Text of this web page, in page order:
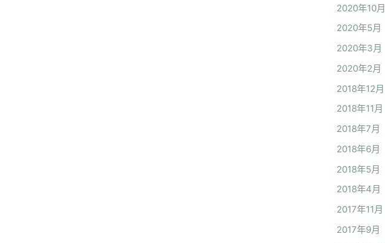
2020年10月
2020年5月
2020年3月
2020年2月
2018年12月
2018年11月
2018年7月
2018年6月
2018年5月
2018年4月
2017年11月
2017年9月